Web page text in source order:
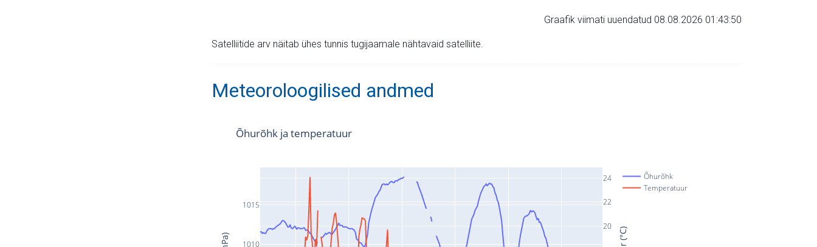
Graafik viimati uuendatud 08.08.2026 01:43:50
Satelliitide arv näitab ühes tunnis tugijaamale nähtavaid satelliite.
Meteoroloogilised andmed
1010
1015
20
22
24
Õhurõhk
Temperatuur
Õhurõhk ja temperatuur